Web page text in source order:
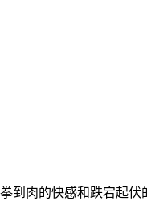
到肉的快感和跌宕起